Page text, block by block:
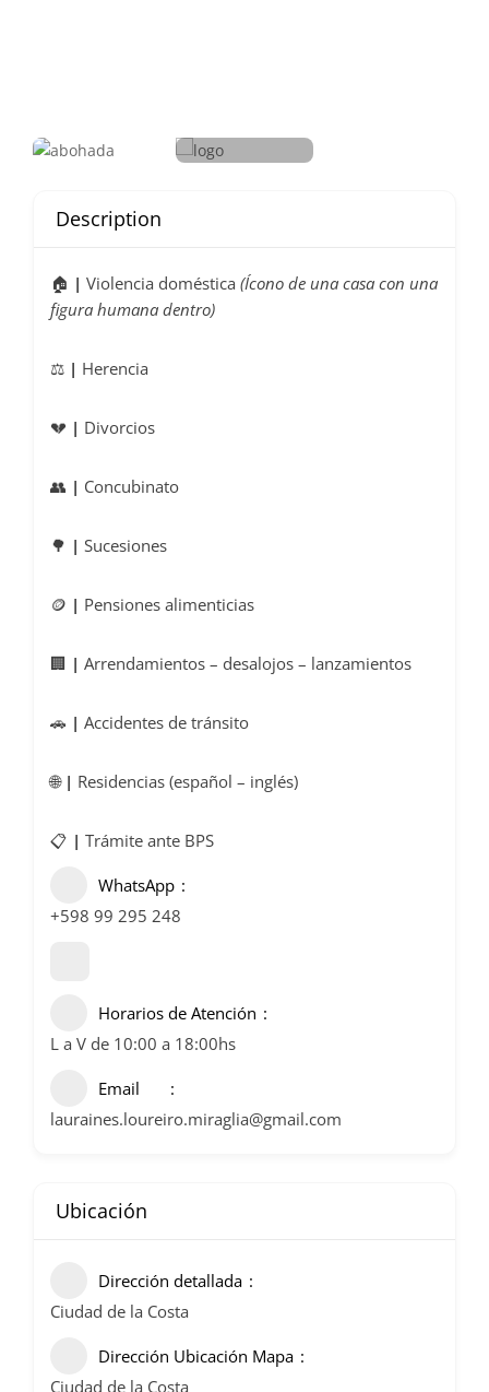
Description
🏠 | Violencia doméstica (Ícono de una casa con una
figura humana dentro)
⚖️ | Herencia
💔 | Divorcios
👥 | Concubinato
🌳 | Sucesiones
🪙 | Pensiones alimenticias
🏢 | Arrendamientos – desalojos – lanzamientos
🚗 | Accidentes de tránsito
🌐 | Residencias (español – inglés)
📋 | Trámite ante BPS
WhatsApp
+598 99 295 248
Horarios de Atención
L a V de 10:00 a 18:00hs
Email
lauraines.loureiro.miraglia@gmail.com
Ubicación
Dirección detallada
Ciudad de la Costa
Dirección Ubicación Mapa
Ciudad de la Costa